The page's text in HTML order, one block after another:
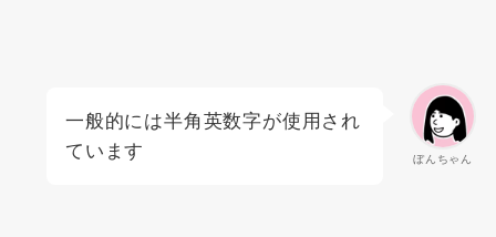
ぼんちゃん
一般的には半角英数字が使用され
ています